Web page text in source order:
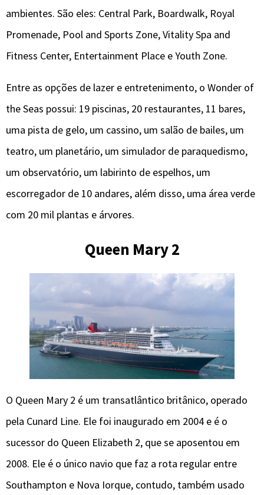
ambientes. São eles: Central Park, Boardwalk, Royal
Promenade, Pool and Sports Zone, Vitality Spa and
Fitness Center, Entertainment Place e Youth Zone.
Entre as opções de lazer e entretenimento, o Wonder of
the Seas possui: 19 piscinas, 20 restaurantes, 11 bares,
uma pista de gelo, um cassino, um salão de bailes, um
teatro, um planetário, um simulador de paraquedismo,
um observatório, um labirinto de espelhos, um
escorregador de 10 andares, além disso, uma área verde
com 20 mil plantas e árvores.
Queen Mary 2
O Queen Mary 2 é um transatlântico britânico, operado
pela Cunard Line. Ele foi inaugurado em 2004 e é o
sucessor do Queen Elizabeth 2, que se aposentou em
2008. Ele é o único navio que faz a rota regular entre
Southampton e Nova Iorque, contudo, também usado